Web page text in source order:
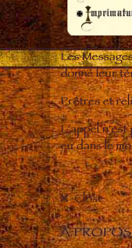
Les
donné leur
Prêtres et
L'appel n'est
eu dans le
Close
À PROPOS